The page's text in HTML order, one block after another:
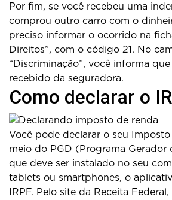
Por fim, se você recebeu uma
comprou outro carro com o
preciso informar o ocorrido na
Direitos”, com o código 21. No
“Discriminação”, você informa
recebido da seguradora.
Como declarar o
Você pode declarar o seu
meio do PGD (Programa Gerador
que deve ser instalado no seu
tablets ou smartphones, o
IRPF. Pelo site da Receita